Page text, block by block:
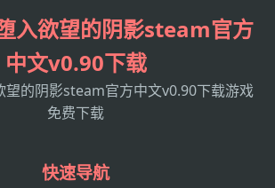
入欲望的阴影steam官方
中文v0.90下载
的阴影steam官方中文v0.90下载游戏
免费下载
快速导航